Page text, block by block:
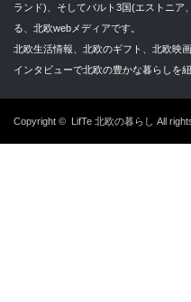
ランド)、そしてバルト3国(エストニア
る、北欧webメディアです。
北欧生活情報、北欧のギフト、北欧映
インタビューで北欧の豊かな暮らしを紐
Copyright © LifTe 北欧の暮らし All